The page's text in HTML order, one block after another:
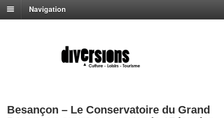
Navigation
Besançon – Le Conservatoire du Grand